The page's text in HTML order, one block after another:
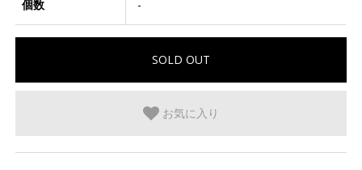
個数 -
お気に入り